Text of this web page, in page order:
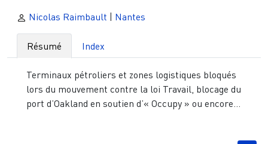
Nicolas Raimbault | Nantes
Résumé Index
Terminaux pétroliers et zones logistiques bloqués
lors du mouvement contre la loi Travail, blocage du
port d’Oakland en soutien d’« Occupy » ou encore...